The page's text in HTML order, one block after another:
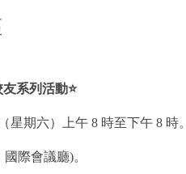
友系列活動⭐
星期六）上午 8 時至下午 8 時。
際會議廳)。